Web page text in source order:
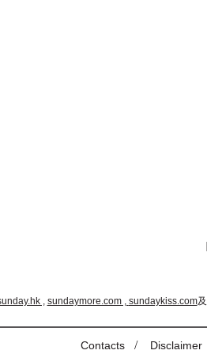
, sundaymore.com , sundaykiss.com及
Contacts / Disclaimer